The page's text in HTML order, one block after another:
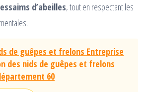
d’abeilles, tout en respectant les
de guêpes et frelons Entreprise
des nids de guêpes et frelons
60